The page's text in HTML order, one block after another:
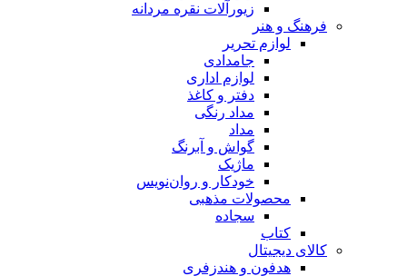
زیورآلات نقره مردانه
فرهنگ و هنر
لوازم تحریر
جامدادی
لوازم اداری
دفتر و کاغذ
مداد رنگی
مداد
گواش و آبرنگ
ماژیک
خودکار و روان‌نویس
محصولات مذهبی
سجاده
کتاب
کالای دیجیتال
هدفون و هندزفری